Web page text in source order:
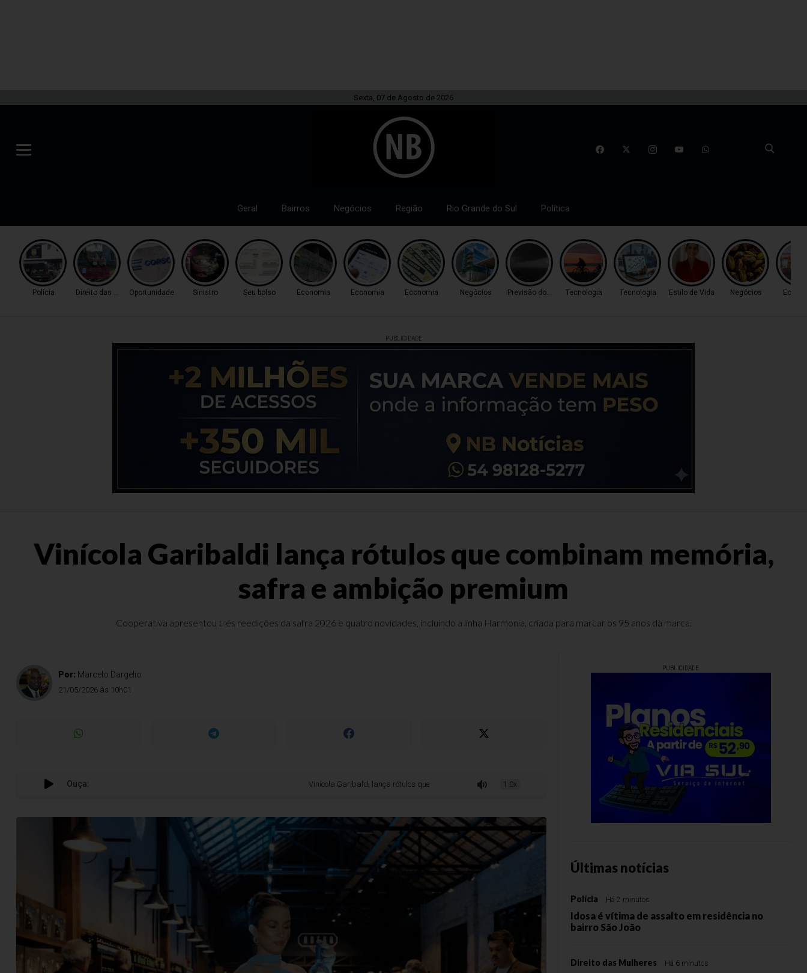
Sexta, 07 de Agosto de 2026
Geral Bairros Negócios Região Rio Grande do Sul Política
Polícia Direito das MulheresOportunidade Sinistro Seu bolso Economia Economia Economia Negócios Previsão do TempoTecnologia Tecnologia Estilo de Vida Negócios
PUBLICIDADE
Vinícola Garibaldi lança rótulos que combinam memória,
safra e ambição premium
Cooperativa apresentou três reedições da safra 2026 e quatro novidades, incluindo a linha Harmonia, criada para marcar os 95 anos da marca.
Por: Marcelo Dargelio
21/05/2026 às 10h01
Ouça: Vinícola Garibaldi lança rótulos que combinam memória, safra e ambição premium
1.0x
PUBLICIDADE
Últimas notícias
Polícia Há 2 minutos
Idosa é vítima de assalto em residência no
bairro São João
Direito das Mulheres Há 6 minutos